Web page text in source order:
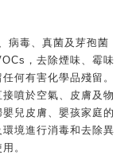
病毒、真菌及芽孢菌
，去除煙味、霉味
何有害化學品殘留。
噴於空氣、皮膚及物
兒皮膚、嬰孩家庭的
境進行消毒和去除異
。